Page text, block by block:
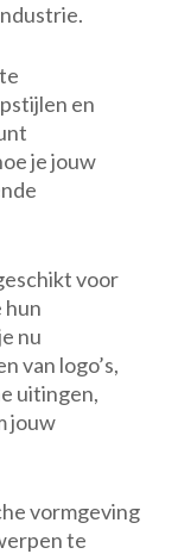
en
je jouw
voor
hun
nu
van logo’s,
uitingen,
jouw
vormgeving
te